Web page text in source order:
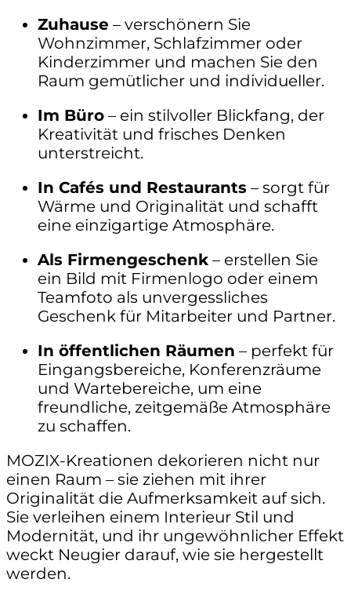
Zuhause – verschönern Sie
Wohnzimmer, Schlafzimmer oder
Kinderzimmer und machen Sie den
Raum gemütlicher und individueller.
Im Büro – ein stilvoller Blickfang, der
Kreativität und frisches Denken
unterstreicht.
In Cafés und Restaurants – sorgt für
Wärme und Originalität und schafft
eine einzigartige Atmosphäre.
Als Firmengeschenk – erstellen Sie
ein Bild mit Firmenlogo oder einem
Teamfoto als unvergessliches
Geschenk für Mitarbeiter und Partner.
In öffentlichen Räumen – perfekt für
Eingangsbereiche, Konferenzräume
und Wartebereiche, um eine
freundliche, zeitgemäße Atmosphäre
zu schaffen.
MOZIX-Kreationen dekorieren nicht nur
einen Raum – sie ziehen mit ihrer
Originalität die Aufmerksamkeit auf sich.
Sie verleihen einem Interieur Stil und
Modernität, und ihr ungewöhnlicher Effekt
weckt Neugier darauf, wie sie hergestellt
werden.